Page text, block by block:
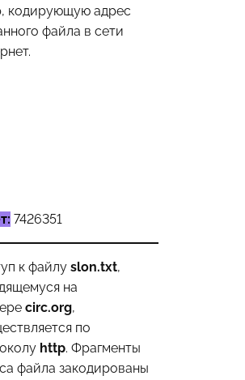
кодирующую адрес
файла в сети
7426351
к файлуslon.txt,
на
circ.org,
по
http. Фрагменты
файла закодированы